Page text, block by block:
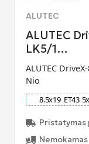
ALUTEC
ALUTEC
LK5/1…
ALUTEC
Nio
8.5x19 ET43 5x
Pristatymas